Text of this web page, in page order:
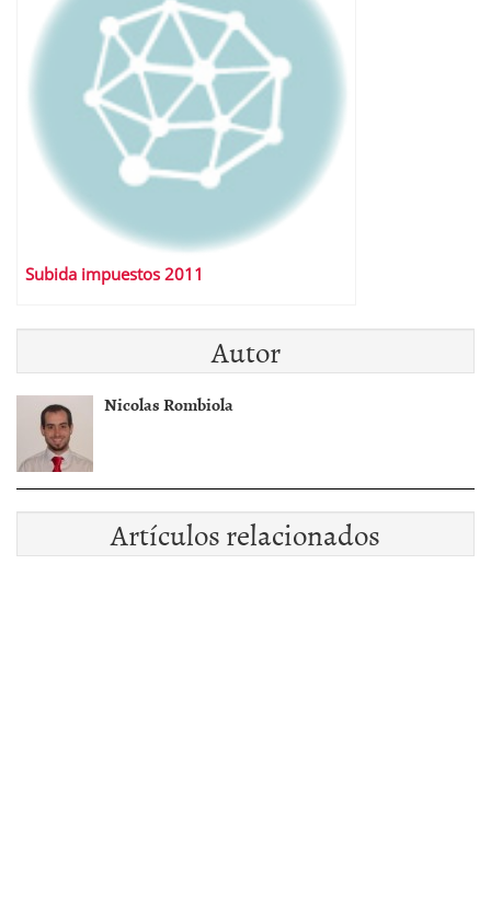
Subida impuestos 2011
Autor
Nicolas Rombiola
Artículos relacionados